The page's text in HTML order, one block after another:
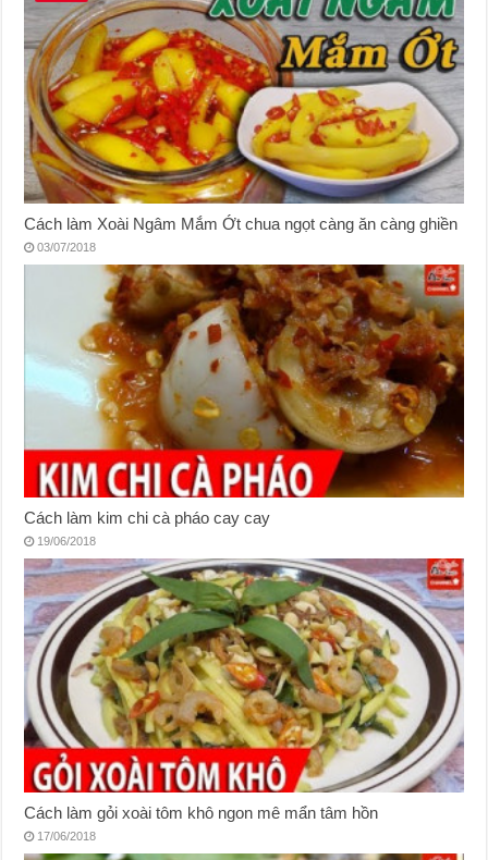
Cách làm Xoài Ngâm Mắm Ớt chua ngọt càng ăn càng ghiền
03/07/2018
Cách làm kim chi cà pháo cay cay
19/06/2018
Cách làm gỏi xoài tôm khô ngon mê mẩn tâm hồn
17/06/2018